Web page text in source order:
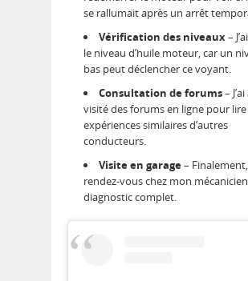
se rallumait après un arrêt
Vérification des niveaux–
le niveau d’huile moteur, car un
bas peut déclencher ce voyant.
Consultation de forums–
visité des forums en ligne pour
expériences similaires d’autres
conducteurs.
Visite en garage– Finalement,
rendez-vous chez mon
diagnostic complet.